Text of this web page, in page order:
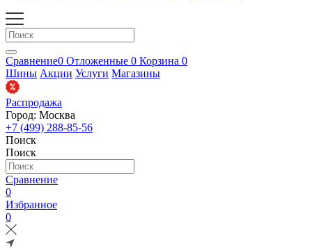
Сравнение0 Отложенные 0 Корзина 0
Шины Акции Услуги Магазины
Распродажа
Город: Москва
+7 (499) 288-85-56
Поиск
Поиск
Сравнение
0
Избранное
0